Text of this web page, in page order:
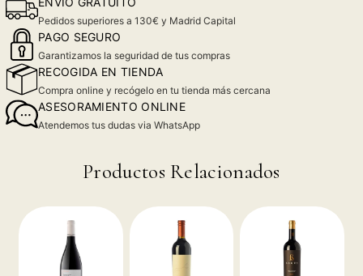
Pedidos superiores a 130€ y Madrid Capital
PAGO SEGURO
Garantizamos la seguridad de tus compras
RECOGIDA EN TIENDA
Compra online y recógelo en tu tienda más cercana
ASESORAMIENTO ONLINE
Atendemos tus dudas via WhatsApp
Productos Relacionados